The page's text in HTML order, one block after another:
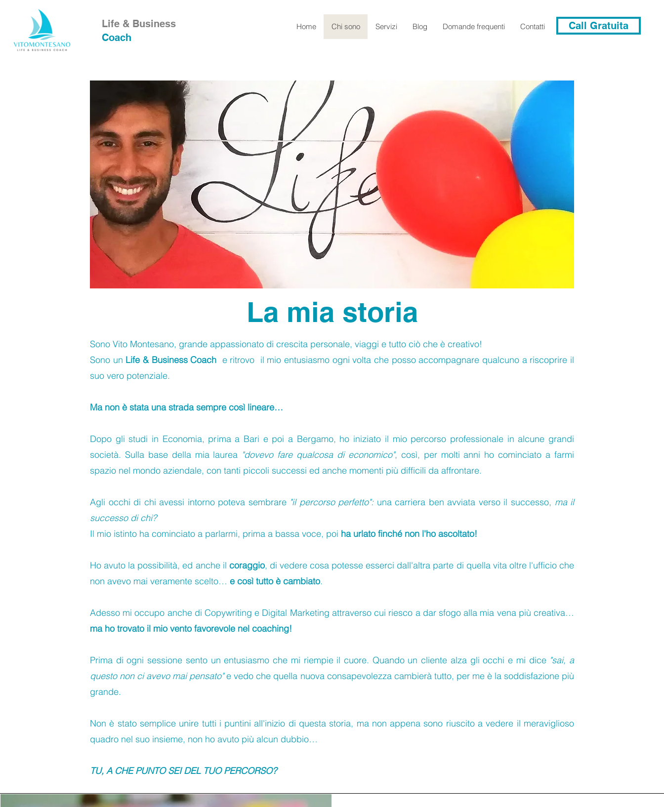
Life & Business
Coach
Home Chi sono Servizi Blog Domande frequenti Contatti Call Gratuita
La mia storia
Sono Vito Montesano, grande appassionato di crescita personale, viaggi e tutto ciò che è creativo!
Sono un Life & Business Coach e ritrovo il mio entusiasmo ogni volta che posso accompagnare qualcuno a riscoprire il
suo vero potenziale.
Ma non è stata una strada sempre così lineare…
Dopo gli studi in Economia, prima a Bari e poi a Bergamo, ho iniziato il mio percorso professionale in alcune grandi
società. Sulla base della mia laurea "dovevo fare qualcosa di economico", così, per molti anni ho cominciato a farmi
spazio nel mondo aziendale, con tanti piccoli successi ed anche momenti più difficili da affrontare.
Agli occhi di chi avessi intorno poteva sembrare "il percorso perfetto": una carriera ben avviata verso il successo, ma il
successo di chi?
Il mio istinto ha cominciato a parlarmi, prima a bassa voce, poi ha urlato finché non l'ho ascoltato!
Ho avuto la possibilità, ed anche il coraggio, di vedere cosa potesse esserci dall'altra parte di quella vita oltre l'ufficio che
non avevo mai veramente scelto… e così tutto è cambiato.
Adesso mi occupo anche di Copywriting e Digital Marketing attraverso cui riesco a dar sfogo alla mia vena più creativa…
ma ho trovato il mio vento favorevole nel coaching!
Prima di ogni sessione sento un entusiasmo che mi riempie il cuore. Quando un cliente alza gli occhi e mi dice "sai, a
questo non ci avevo mai pensato"e vedo che quella nuova consapevolezza cambierà tutto, per me è la soddisfazione più
grande.
Non è stato semplice unire tutti i puntini all'inizio di questa storia, ma non appena sono riuscito a vedere il meraviglioso
quadro nel suo insieme, non ho avuto più alcun dubbio…
TU, A CHE PUNTO SEI DEL TUO PERCORSO?